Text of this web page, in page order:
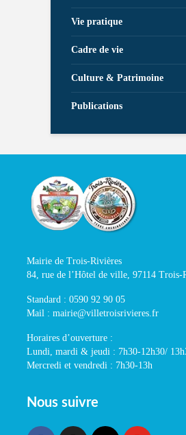
Vie pratique
Cadre de vie
Culture & Patrimoine
Publications
Mairie de Trois-Rivières
84, rue de l’Hôtel de ville, 97114 Trois-
Standard : 0590 92 90 05
Mail : mairie@villetroisrivieres.fr
Horaires d’ouverture :
Lundi, mardi & jeudi : 7h30-12h30/
Mercredi et vendredi : 7h30-13h
Nous suivre